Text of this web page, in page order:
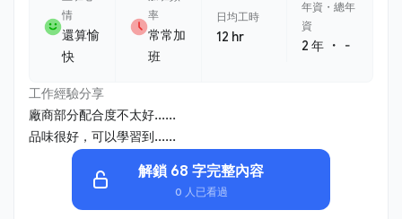
情
還算愉
快
率
常常加
班
日均工時
12 hr
年資・總年
資
2 年 ・ -
工作經驗分享
廠商部分配合度不太好......
品味很好，可以學習到......
解鎖 68 字完整內容
0 人已看過